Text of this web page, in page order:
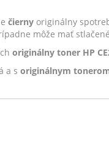
čierny originálny
môže mať
originálny toner HP
a s originálnym tonerom